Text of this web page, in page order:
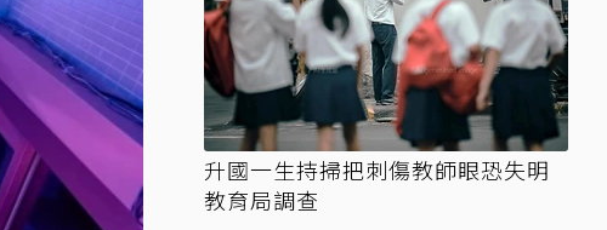
升國一生持掃把刺傷教師眼恐失明
教育局調查